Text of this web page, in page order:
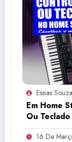
Essias Souza
Em Home
Ou
Teclado
16 De